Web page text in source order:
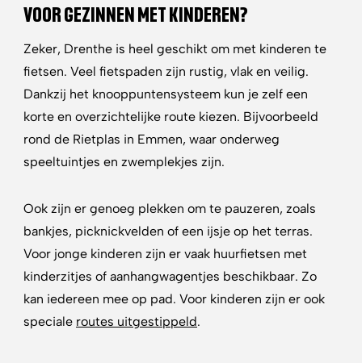
VOOR GEZINNEN MET KINDEREN?
Zeker, Drenthe is heel geschikt om met kinderen te
fietsen. Veel fietspaden zijn rustig, vlak en veilig.
Dankzij het knooppuntensysteem kun je zelf een
korte en overzichtelijke route kiezen. Bijvoorbeeld
rond de Rietplas in Emmen, waar onderweg
speeltuintjes en zwemplekjes zijn.
Ook zijn er genoeg plekken om te pauzeren, zoals
bankjes, picknickvelden of een ijsje op het terras.
Voor jonge kinderen zijn er vaak huurfietsen met
kinderzitjes of aanhangwagentjes beschikbaar. Zo
kan iedereen mee op pad. Voor kinderen zijn er ook
speciale routes uitgestippeld.